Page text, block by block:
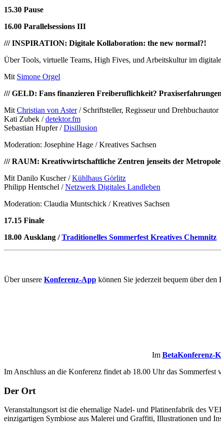
15.30 Pause
16.00 Parallelsessions III
/// INSPIRATION: Digitale Kollaboration: the new normal?!
Über Tools, virtuelle Teams, High Fives, und Arbeitskultur im
Mit Simone Orgel
/// GELD: Fans finanzieren Freiberuflichkeit?
Mit Christian von Aster/ Schriftsteller, Regisseur und Drehbuchautor
Kati Zubek /detektor.fm
Sebastian Hupfer /Disillusion
Moderation: Josephine Hage / Kreatives Sachsen
/// RAUM: Kreativwirtschaftliche Zentren jenseits der
Mit Danilo Kuscher /Kühlhaus Görlitz
Philipp Hentschel /Netzwerk Digitales Landleben
Moderation: Claudia Muntschick / Kreatives Sachsen
17.15 Finale
18.00 Ausklang /Traditionelles Sommerfest Kreatives Chemnitz
Über unsere Konferenz-App können Sie jederzeit bequem über
Im BetaKonferenz-
Im Anschluss an die Konferenz findet ab 18.00 Uhr das Sommerfest
Der Ort
Veranstaltungsort ist die ehemalige Nadel- und Platinenfabrik des
einzigartigen Symbiose aus Malerei und Graffiti, Illustrationen und